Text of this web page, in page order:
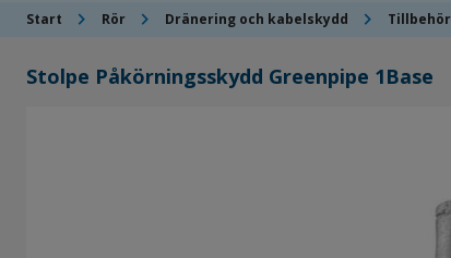
Start chevron_right Rör chevron_right Dränering och kabelskydd chevron_right
Stolpe Påkörningsskydd Greenpipe 1Base